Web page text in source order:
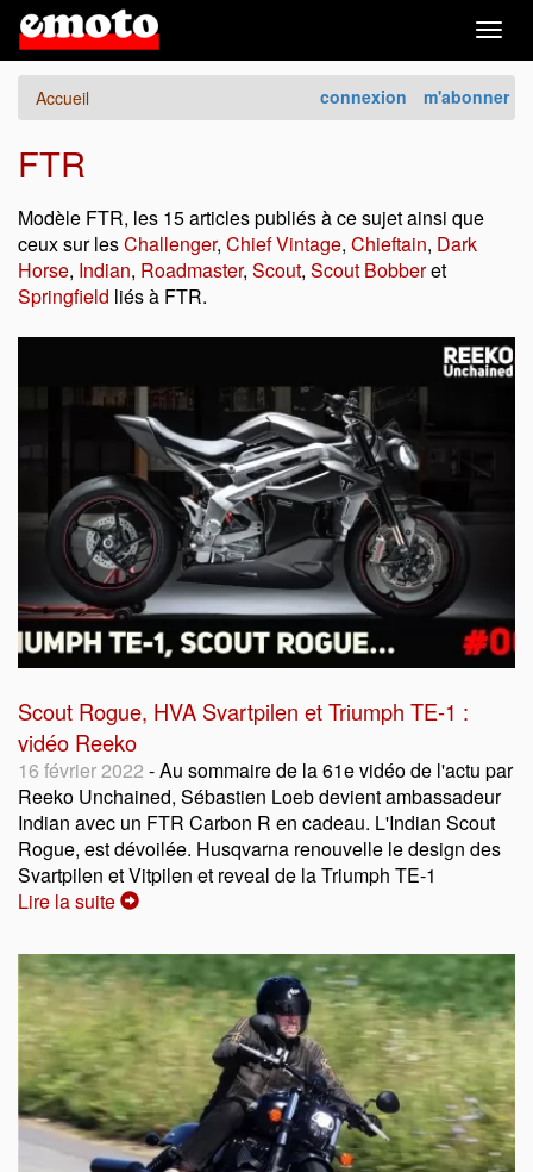
connexion m'abonner
Accueil
FTR
Modèle FTR, les 15 articles publiés à ce sujet ainsi que
ceux sur lesChallenger, Chief Vintage, Chieftain, Dark
Horse, Indian, Roadmaster, Scout, Scout Bobberet
Springfield liés à FTR.
Scout Rogue, HVA Svartpilen et Triumph TE-1 :
vidéo Reeko
16 février 2022 - Au sommaire de la 61e vidéo de l'actu par
Reeko Unchained, Sébastien Loeb devient ambassadeur
Indian avec un FTR Carbon R en cadeau. L'Indian Scout
Rogue, est dévoilée. Husqvarna renouvelle le design des
Svartpilen et Vitpilen et reveal de la Triumph TE-1
Lire la suite